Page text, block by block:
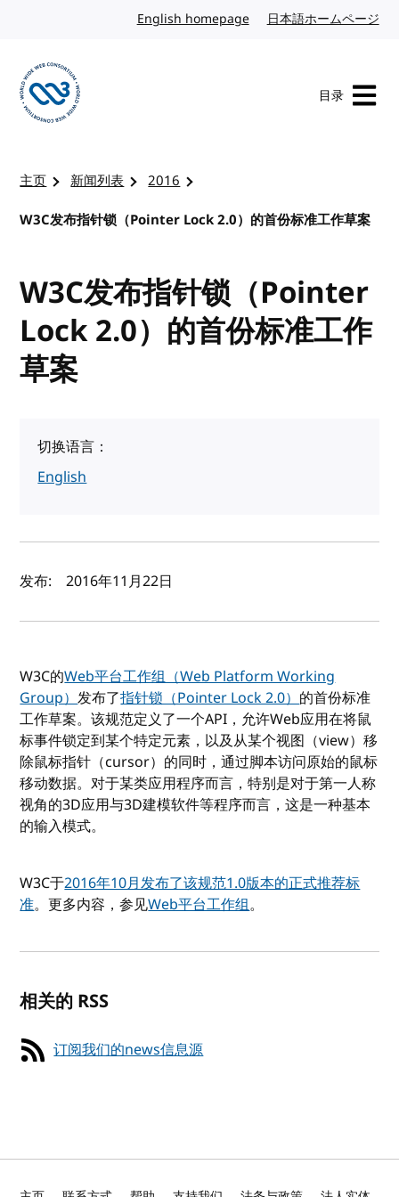
English homepage英文日本語ホームページ
目录
主页 新闻列表
2016
W3C发布指针锁（Pointer Lock 2.0）的首份标准工作草案
W3C发布指针锁（Pointer
Lock 2.0）的首份标准工作
草案
切换语言：
English
作者及发布日期
发布: 2016年11月22日
W3C的Web平台工作组（Web Platform Working
Group）发布了指针锁（Pointer Lock 2.0）的首份标准
工作草案。该规范定义了一个API，允许Web应用在将鼠
标事件锁定到某个特定元素，以及从某个视图（view）移
除鼠标指针（cursor）的同时，通过脚本访问原始的鼠标
移动数据。对于某类应用程序而言，特别是对于第一人称
视角的3D应用与3D建模软件等程序而言，这是一种基本
的输入模式。
W3C于2016年10月发布了该规范1.0版本的正式推荐标
准。更多内容，参见Web平台工作组。
相关的 RSS
订阅我们的news信息源